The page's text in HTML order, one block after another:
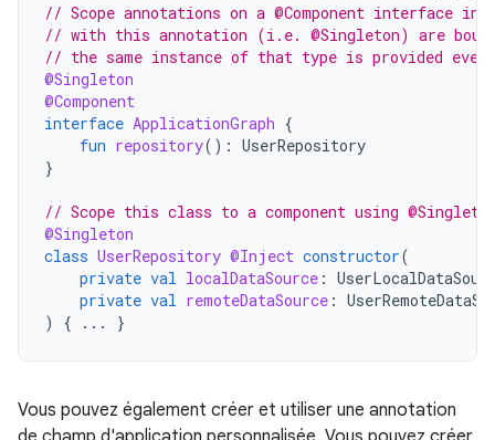
// Scope annotations on a @Component interface
// with this annotation (i.e. @Singleton) are
// the same instance of that type is provided
@Singleton
@Component
interface ApplicationGraph {
fun repository(): UserRepository
}
// Scope this class to a component using
@Singleton
class UserRepository @Inject constructor(
private val localDataSource :
private val remoteDataSource :
)
{ ... }
Vous pouvez également créer et utiliser une annotation